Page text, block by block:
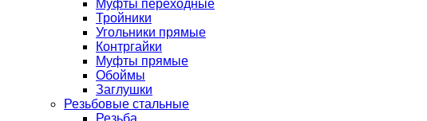
Муфты переходные
Тройники
Угольники прямые
Контргайки
Муфты прямые
Обоймы
Заглушки
Резьбовые стальные
Резьба